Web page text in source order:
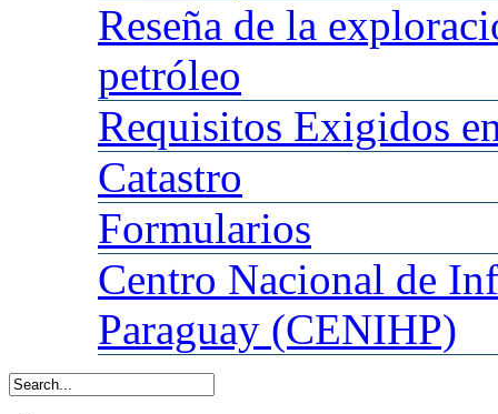
Reseña de la
petróleo
Requisitos Exigidos
Catastro
Formularios
Centro Nacional de
Paraguay (CENIHP)